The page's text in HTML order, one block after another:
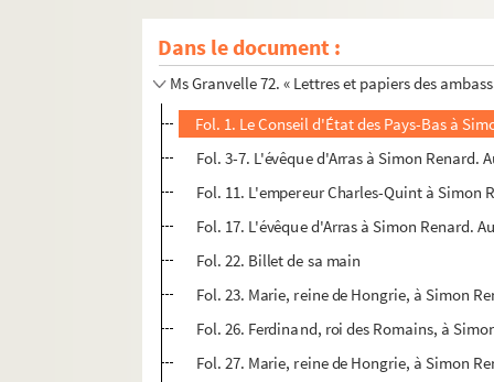
Dans le document :
Ms Granvelle 70. « Lettres et papiers de
Ms Granvelle 71. « Lettres et papiers des
Ms Granvelle 72. « Lettres et papiers des
Fol. 1. Le Conseil d'État des Pays-Bas à
Fol. 3-7. L'évêque d'Arras à Simon Renard.
Fol. 11. L'empereur Charles-Quint à Simon
Fol. 17. L'évêque d'Arras à Simon Renard.
Fol. 22. Billet de sa main
Fol. 23. Marie, reine de Hongrie, à Simon
Fol. 26. Ferdinand, roi des Romains, à
Fol. 27. Marie, reine de Hongrie, à Simon